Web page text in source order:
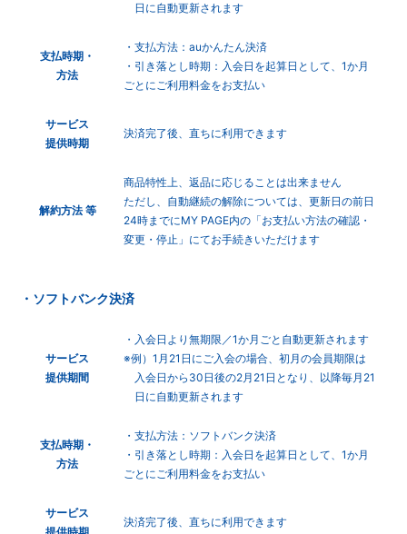
日に自動更新されます
支払時期・
方法
・支払方法：auかんたん決済
・引き落とし時期：入会日を起算日として、1か月
ごとにご利用料金をお支払い
サービス
提供時期
決済完了後、直ちに利用できます
解約方法 等
商品特性上、返品に応じることは出来ません
ただし、自動継続の解除については、更新日の前日
24時までにMY PAGE内の「お支払い方法の確認・
変更・停止」にてお手続きいただけます
・ソフトバンク決済
サービス
提供期間
・入会日より無期限／1か月ごと自動更新されます
※例）1月21日にご入会の場合、初月の会員期限は
入会日から30日後の2月21日となり、以降毎月21
日に自動更新されます
支払時期・
方法
・支払方法：ソフトバンク決済
・引き落とし時期：入会日を起算日として、1か月
ごとにご利用料金をお支払い
サービス
決済完了後、直ちに利用できます